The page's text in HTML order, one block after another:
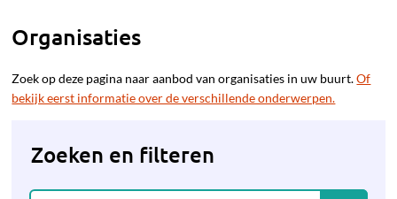
Organisaties
Zoek op deze pagina naar aanbod van organisaties in uw buurt.Of
bekijk eerst informatie over de verschillende onderwerpen.
Zoeken en filteren